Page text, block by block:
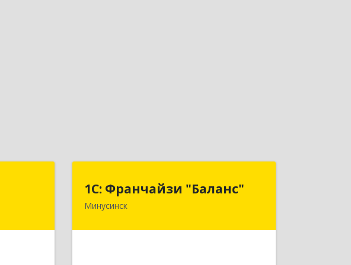
-
1С: Франчайзи "Баланс"
Минусинск
1С: Франчайзи "Баланс"